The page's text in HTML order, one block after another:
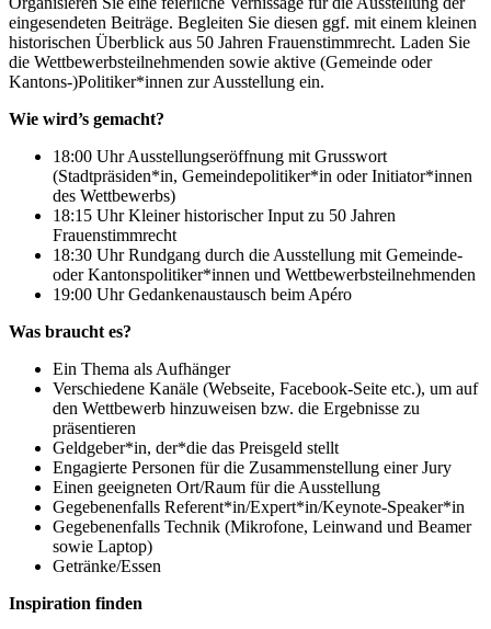
eingesendeten Beiträge. Begleiten Sie diesen ggf. mit einem kleinen
historischen Überblick aus 50 Jahren Frauenstimmrecht. Laden Sie
die Wettbewerbsteilnehmenden sowie aktive (Gemeinde oder
Kantons-)Politiker*innen zur Ausstellung ein.
Wie wird’s gemacht?
18:00 Uhr Ausstellungseröffnung mit Grusswort
(Stadtpräsiden*in, Gemeindepolitiker*in oder Initiator*innen
des Wettbewerbs)
18:15 Uhr Kleiner historischer Input zu 50 Jahren
Frauenstimmrecht
18:30 Uhr Rundgang durch die Ausstellung mit Gemeinde-
oder Kantonspolitiker*innen und Wettbewerbsteilnehmenden
19:00 Uhr Gedankenaustausch beim Apéro
Was braucht es?
Ein Thema als Aufhänger
Verschiedene Kanäle (Webseite, Facebook-Seite etc.), um auf
den Wettbewerb hinzuweisen bzw. die Ergebnisse zu
präsentieren
Geldgeber*in, der*die das Preisgeld stellt
Engagierte Personen für die Zusammenstellung einer Jury
Einen geeigneten Ort/Raum für die Ausstellung
Gegebenenfalls Referent*in/Expert*in/Keynote-Speaker*in
Gegebenenfalls Technik (Mikrofone, Leinwand und Beamer
sowie Laptop)
Getränke/Essen
Inspiration finden